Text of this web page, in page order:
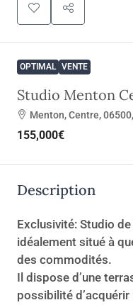
OPTIMAL VENTE
Studio Menton
Menton, Centre,
155,000€
Description
Exclusivité: Studio
idéalement situé à
des commodités.
Il dispose d’une
possibilité d’acquérir